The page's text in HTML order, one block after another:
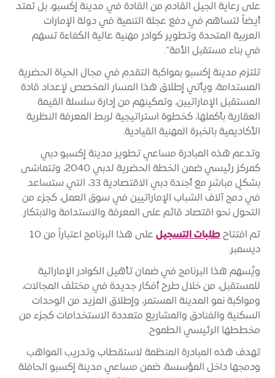
على رعاية الجيل القادم من القادة في مدينة إكسبو، بل تمتد
أيضاً لتساهم في دفع عجلة التنمية في دولة الإمارات
العربية المتحدة وتطوير كوادر مهنية عالية الكفاءة تسهم
في بناء مستقبل الأمة".
تلتزم مدينة إكسبو بمواكبة التقدم في مجال الحياة الحضرية
المستدامة، ويأتي إطلاق هذا المسار المخصص لإعداد قادة
المستقبل الإماراتيين، وتمكينهم من إدارة سلسلة القيمة
العقارية بأكملها، كخطوة استراتيجية لربط المعرفة النظرية
الأكاديمية بالخبرة المهنية القيادية.
وتدعم هذه المبادرة مساعي تطوير مدينة إكسبو دبي
كمركز رئيسي ضمن الخطة الحضرية لدبي 2040، وتتماشى
بشكلٍ مباشرٍ مع أجندة دبي الاقتصادية 33، التي ستساعد
في دمج آلاف الشباب الإماراتيين في سوق العمل، كجزء من
التحول نحو اقتصاد قائم على المعرفة والاستدامة والابتكار.
تم افتتاح طلبات التسجيل
على هذا البرنامج اعتباراً من 10
ديسمبر.
ويُسهم هذا البرنامج في ضمان تأهيل الكوادر الإماراتية
للمستقبل، من خلال طرح أفكار جديدة في مختلف المجالات،
ومواكبة نمو المدينة المستمر، وإطلاق المزيد من الوحدات
السكنية والفنادق والمشاريع متعددة الاستخدامات كجزء من
مخططها الرئيسي الطموح.
تهدف هذه المبادرة المنظمة لاستقطاب وتدريب المواهب
ودمجها داخل المؤسسة، ضمن مساعي مدينة إكسبو الحافلة